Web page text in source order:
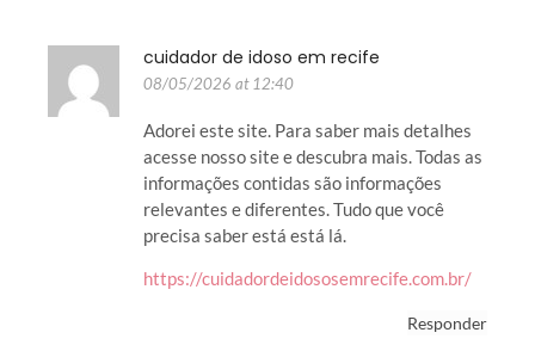
cuidador de idoso em recife
08/05/2026 at 12:40
Adorei este site. Para saber mais detalhes
acesse nosso site e descubra mais. Todas as
informações contidas são informações
relevantes e diferentes. Tudo que você
precisa saber está está lá.
https://cuidadordeidososemrecife.com.br/
Responder